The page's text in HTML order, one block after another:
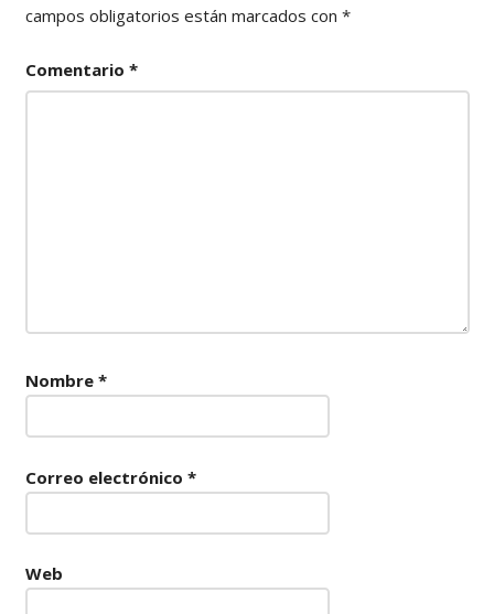
campos obligatorios están marcados con *
Comentario *
Nombre *
Correo electrónico *
Web